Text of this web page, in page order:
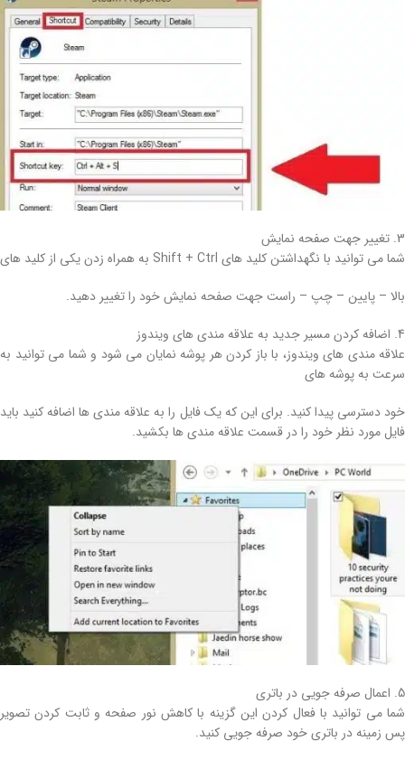
3. تغییر جهت صفحه نمایش
شما می توانید با نگهداشتن کلید های Shift + Ctrl به همراه زدن یکی از کلید های
بالا – پایین – چپ – راست جهت صفحه نمایش خود را تغییر دهید.
4. اضافه کردن مسیر جدید به علاقه مندی های ویندوز
علاقه مندی های ویندوز، با باز کردن هر پوشه نمایان می شود و شما می توانید به
سرعت به پوشه های
خود دسترسی پیدا کنید. برای این که یک فایل را به علاقه مندی ها اضافه کنید باید
فایل مورد نظر خود را در قسمت علاقه مندی ها بکشید.
5. اعمال صرفه جویی در باتری
شما می توانید با فعال کردن این گزینه با کاهش نور صفحه و ثابت کردن تصویر
پس زمینه در باتری خود صرفه جویی کنید.